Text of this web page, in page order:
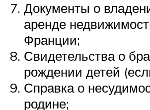
Документы о
аренде
Франции;
Свидетельства о
рождении детей
Справка о
родине;